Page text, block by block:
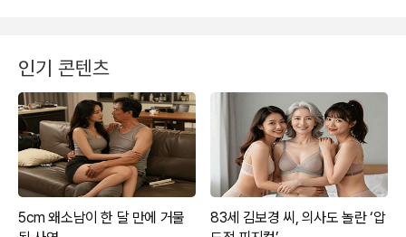
인기 콘텐츠